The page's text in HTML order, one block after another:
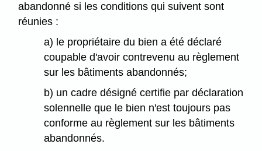
abandonné si les conditions qui suivent sont
réunies :
a) le propriétaire du bien a été déclaré
coupable d'avoir contrevenu au règlement
sur les bâtiments abandonnés;
b) un cadre désigné certifie par déclaration
solennelle que le bien n'est toujours pas
conforme au règlement sur les bâtiments
abandonnés.